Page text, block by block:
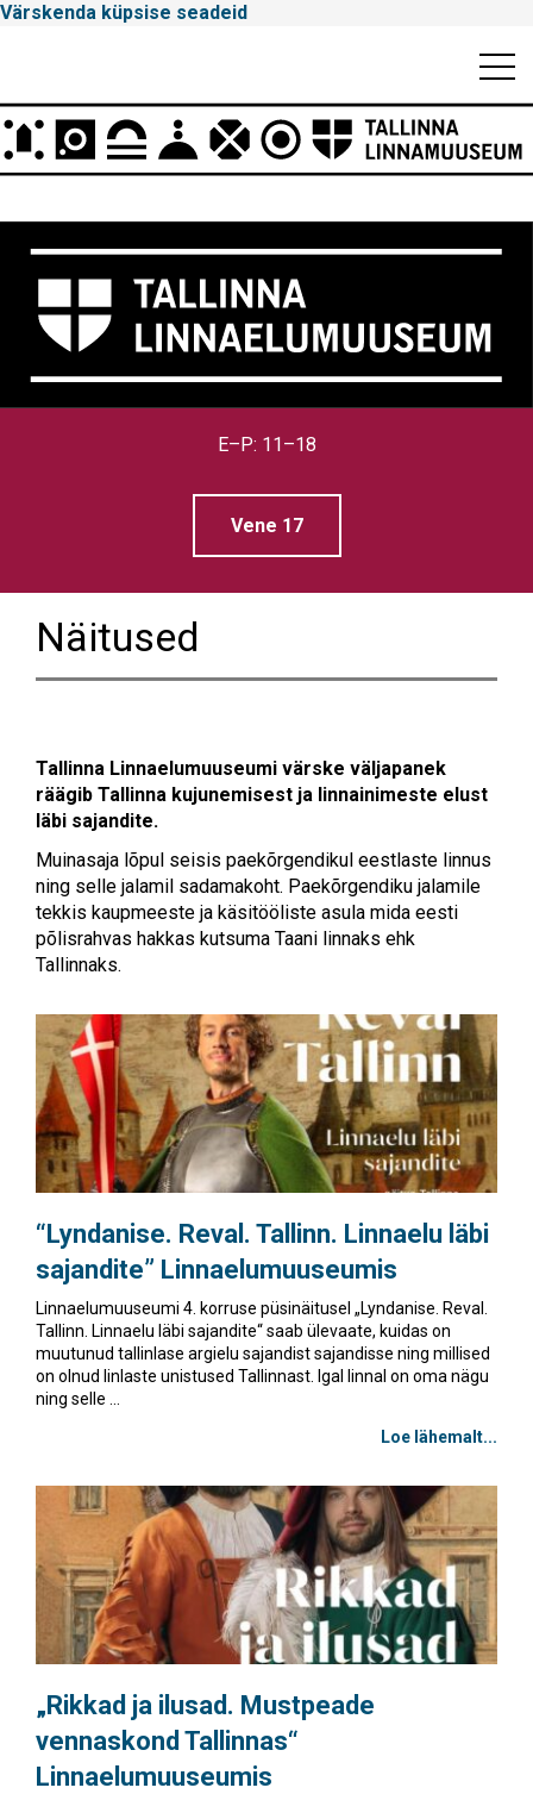
Värskenda küpsise seadeid
Peamenüü
E–P: 11–18
Vene 17
Näitused
Tallinna Linnaelumuuseumi värske väljapanek
räägib Tallinna kujunemisest ja linnainimeste elust
läbi sajandite.
Muinasaja lõpul seisis paekõrgendikul eestlaste linnus
ning selle jalamil sadamakoht. Paekõrgendiku jalamile
tekkis kaupmeeste ja käsitööliste asula mida eesti
põlisrahvas hakkas kutsuma Taani linnaks ehk
Tallinnaks.
“Lyndanise. Reval. Tallinn. Linnaelu läbi
sajandite” Linnaelumuuseumis
Linnaelumuuseumi 4. korruse püsinäitusel „Lyndanise. Reval.
Tallinn. Linnaelu läbi sajandite“ saab ülevaate, kuidas on
muutunud tallinlase argielu sajandist sajandisse ning millised
on olnud linlaste unistused Tallinnast. Igal linnal on oma nägu
ning selle ...
Loe lähemalt...
„Rikkad ja ilusad. Mustpeade
vennaskond Tallinnas“
Linnaelumuuseumis